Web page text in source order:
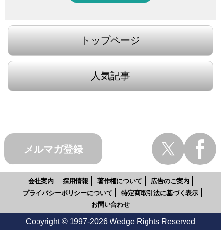
トップページ
人気記事
メルマガ登録
会社案内 採用情報 著作権について
広告のご案内
プライバシーポリシーについて
特定商取引法に基づく表示
お問い合わせ
Copyright © 1997-2026 Wedge Rights Reserved